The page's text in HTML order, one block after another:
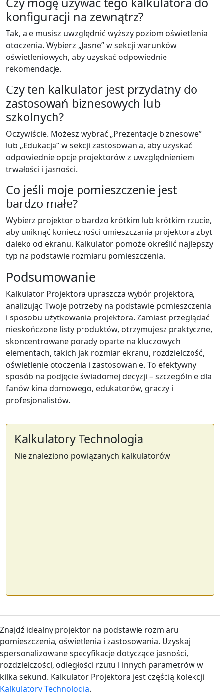
konfiguracji na zewnątrz?
Tak, ale musisz uwzględnić wyższy poziom oświetlenia
otoczenia. Wybierz „Jasne” w sekcji warunków
oświetleniowych, aby uzyskać odpowiednie
rekomendacje.
Czy ten kalkulator jest przydatny do
zastosowań biznesowych lub
szkolnych?
Oczywiście. Możesz wybrać „Prezentacje biznesowe”
lub „Edukacja” w sekcji zastosowania, aby uzyskać
odpowiednie opcje projektorów z uwzględnieniem
trwałości i jasności.
Co jeśli moje pomieszczenie jest
bardzo małe?
Wybierz projektor o bardzo krótkim lub krótkim rzucie,
aby uniknąć konieczności umieszczania projektora zbyt
daleko od ekranu. Kalkulator pomoże określić najlepszy
typ na podstawie rozmiaru pomieszczenia.
Podsumowanie
Kalkulator Projektora upraszcza wybór projektora,
analizując Twoje potrzeby na podstawie pomieszczenia
i sposobu użytkowania projektora. Zamiast przeglądać
nieskończone listy produktów, otrzymujesz praktyczne,
skoncentrowane porady oparte na kluczowych
elementach, takich jak rozmiar ekranu, rozdzielczość,
oświetlenie otoczenia i zastosowanie. To efektywny
sposób na podjęcie świadomej decyzji – szczególnie dla
fanów kina domowego, edukatorów, graczy i
profesjonalistów.
Kalkulatory Technologia
Nie znaleziono powiązanych kalkulatorów
Znajdź idealny projektor na podstawie rozmiaru
pomieszczenia, oświetlenia i zastosowania. Uzyskaj
spersonalizowane specyfikacje dotyczące jasności,
rozdzielczości, odległości rzutu i innych parametrów w
kilka sekund. Kalkulator Projektora jest częścią kolekcji
Kalkulatory Technologia.